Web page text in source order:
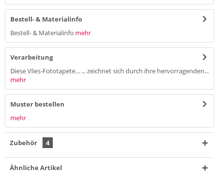
Bestell- & Materialinfo
Bestell- & Materialinfo mehr
Verarbeitung
Diese Vlies-Fototapete... ... zeichnet sich durch ihre hervorragenden...
mehr
Muster bestellen
mehr
Zubehör 4
Ähnliche Artikel